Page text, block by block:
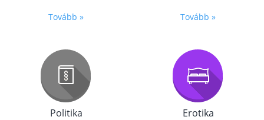
Tovább » Tovább »
Politika Erotika